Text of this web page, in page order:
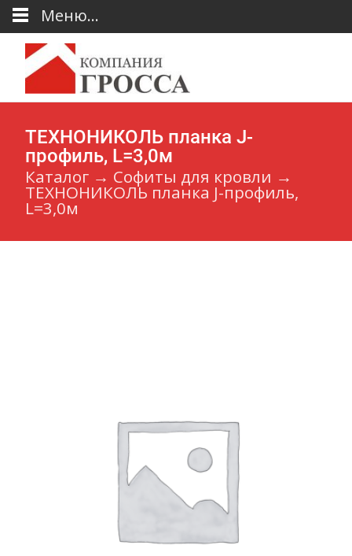
ТЕХНОНИКОЛЬ планка J-
профиль, L=3,0м
Каталог → Софиты для кровли →
ТЕХНОНИКОЛЬ планка J-профиль,
L=3,0м
Меню...